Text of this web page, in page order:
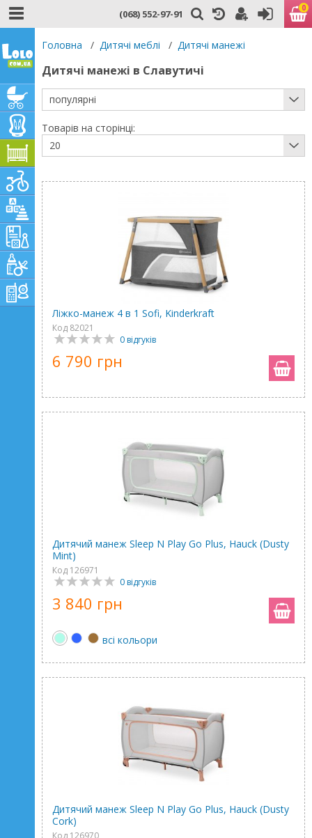
(068) 552-97-91 0
Головна / Дитячі меблі / Дитячі манежі
Дитячі манежі в Славутичі
популярні
Товарів на сторінці:
20
Ліжко-манеж 4 в 1 Sofi, Kinderkraft
Код 82021
0 відгуків
6 790 грн
Дитячий манеж Sleep N Play Go Plus, Hauck (Dusty
Mint)
Код 126971
0 відгуків
3 840 грн
всі кольори
Дитячий манеж Sleep N Play Go Plus, Hauck (Dusty
Cork)
Код 126970